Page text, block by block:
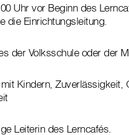
Uhr vor Beginn des
die Einrichtungsleitung.
der Volksschule oder der
Kindern, Zuverlässigkeit,
Leiterin des Lerncafés.